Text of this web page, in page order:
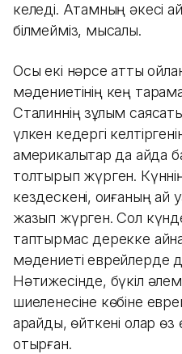
келеді. Атамның әкесі
білмейміз, мысалы.
Осы екі нәрсе қатты
мәдениетінің кең
Сталиннің зұлым
үлкен кедергі
америкалықтар да қайда
толтырып жүрген.
кездескені, оқиғаның
жазып жүрген. Сол
таптырмас дерекке
мәдениеті еврейлерде
Нәтижесінде, бүкіл
шиеленесіне көбіне
қарайды, өйткені олар өз
отырған.